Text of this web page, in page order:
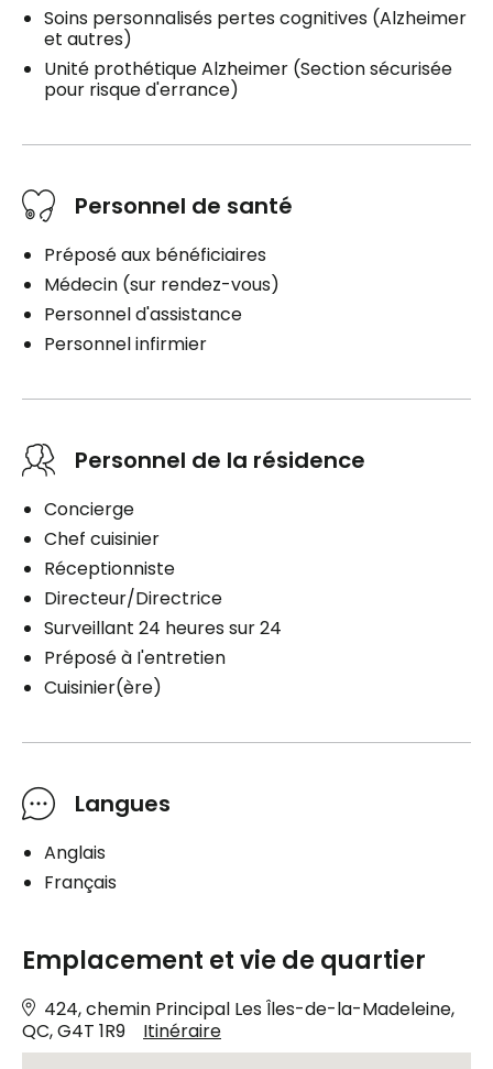
Soins personnalisés pertes cognitives (Alzheimer
et autres)
Unité prothétique Alzheimer (Section sécurisée
pour risque d'errance)
Personnel de santé
Préposé aux bénéficiaires
Médecin (sur rendez-vous)
Personnel d'assistance
Personnel infirmier
Personnel de la résidence
Concierge
Chef cuisinier
Réceptionniste
Directeur/Directrice
Surveillant 24 heures sur 24
Préposé à I'entretien
Cuisinier(ère)
Langues
Anglais
Français
Emplacement et vie de quartier
424, chemin Principal Les Îles-de-la-Madeleine,
QC, G4T 1R9
Itinéraire